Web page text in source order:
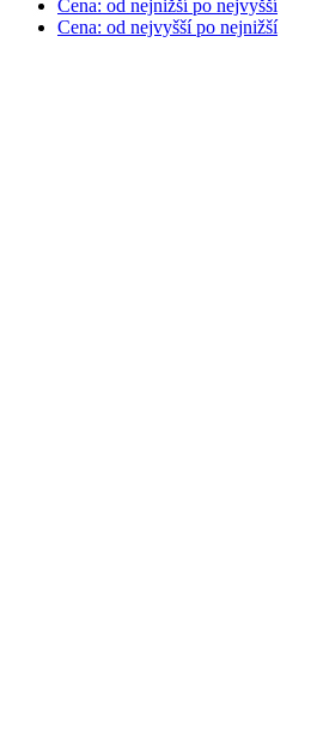
Cena: od nejnižší po nejvyšší
Cena: od nejvyšší po nejnižší